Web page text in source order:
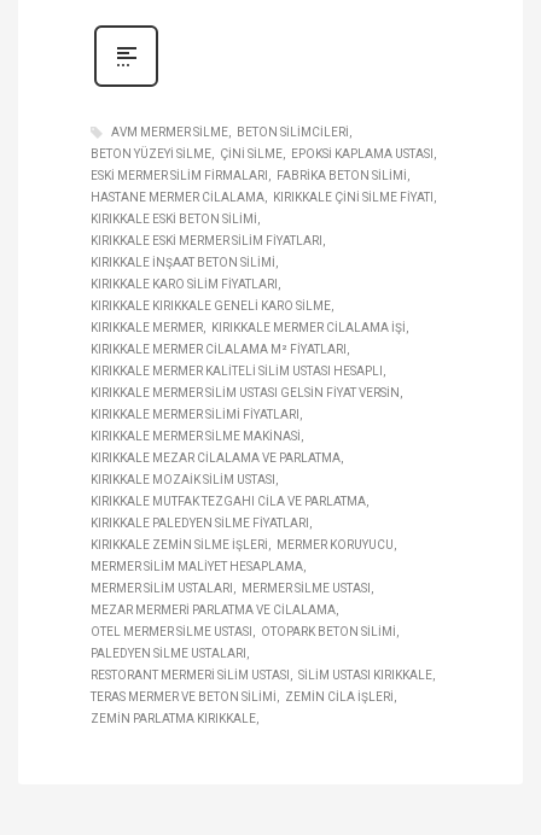
AVM MERMER SILME
BETON SILIMCILERI
BETON YÜZEYI SILME
ÇINI SILME
EPOKSI KAPLAMA USTASI
ESKI MERMER SILIM FIRMALARI
FABRIKA BETON SILIMI
HASTANE MERMER CILALAMA
KIRIKKALE ÇINI SILME FIYATI
KIRIKKALE ESKI BETON SILIMI
KIRIKKALE ESKI MERMER SILIM FIYATLARI
KIRIKKALE INŞAAT BETON SILIMI
KIRIKKALE KARO SILIM FIYATLARI
KIRIKKALE KIRIKKALE GENELI KARO SILME
KIRIKKALE MERMER
KIRIKKALE MERMER CILALAMA IŞI
KIRIKKALE MERMER CILALAMA M² FIYATLARI
KIRIKKALE MERMER KALITELI SILIM USTASI HESAPLI
KIRIKKALE MERMER SILIM USTASI GELSIN FIYAT VERSIN
KIRIKKALE MERMER SILIMI FIYATLARI
KIRIKKALE MERMER SILME MAKINASI
KIRIKKALE MEZAR CILALAMA VE PARLATMA
KIRIKKALE MOZAIK SILIM USTASI
KIRIKKALE MUTFAK TEZGAHI CILA VE PARLATMA
KIRIKKALE PALEDYEN SILME FIYATLARI
KIRIKKALE ZEMIN SILME IŞLERI
MERMER KORUYUCU
MERMER SILIM MALIYET HESAPLAMA
MERMER SILIM USTALARI
MERMER SILME USTASI
MEZAR MERMERI PARLATMA VE CILALAMA
OTEL MERMER SILME USTASI
OTOPARK BETON SILIMI
PALEDYEN SILME USTALARI
RESTORANT MERMERI SILIM USTASI
SILIM USTASI KIRIKKALE
TERAS MERMER VE BETON SILIMI
ZEMIN CILA IŞLERI
ZEMIN PARLATMA KIRIKKALE